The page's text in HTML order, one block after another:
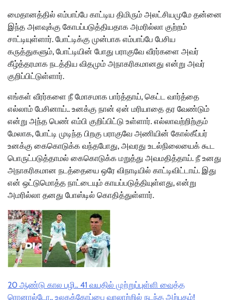
மைதானத்தில் எம்பாப்பே காட்டிய திமிரும் அலட்சியமுமே தன்னை
இந்த அளவுக்கு கோபப்படுத்தியதாக அமரில்லா குற்றம்
சாட்டியுள்ளார். போட்டிக்கு முன்பாக எம்பாப்பே பேசிய
கருத்துகளும், போட்டியின் போது பராகுவே வீரர்களை அவர்
கீழ்த்தரமாக நடத்திய விதமும் அநாகரிகமானது என்று அவர்
குறிப்பிட்டுள்ளார்.
எங்கள் வீரர்களை நீ மோசமாக பார்த்தாய், கெட்ட வார்த்தை
எல்லாம் பேசினாய்.. உனக்கு நான் ஏன் மரியாதை தர வேண்டும்
என்று அந்த பெண் எம்பி குறிப்பிட்டு உள்ளார். எல்லாவற்றிற்கும்
மேலாக, போட்டி முடிந்த பிறகு பராகுவே அணியின் கோல்கீப்பர்
உனக்கு கைகொடுக்க வந்தபோது, அவரது உடல்நிலையைக் கூட
பொருட்படுத்தாமல் கைகொடுக்க மறுத்து அவமதித்தாய். நீ உனது
அநாகரிகமான நடத்தையை ஒரே விநாடியில் காட்டிவிட்டாய். இது
என் ஒட்டுமொத்த நாட்டையும் காயப்படுத்தியுள்ளது, என்று
அமரில்லா தனது போஸ்டில் கொதித்துள்ளார்.
20 ஆண்டு கால பழி.. 41 வயதில் முற்றுப்புள்ளி வைத்த
ரொனால்டோ.. உலகக்கோப்பை வரலாற்றில் நடந்த அற்புதம்!